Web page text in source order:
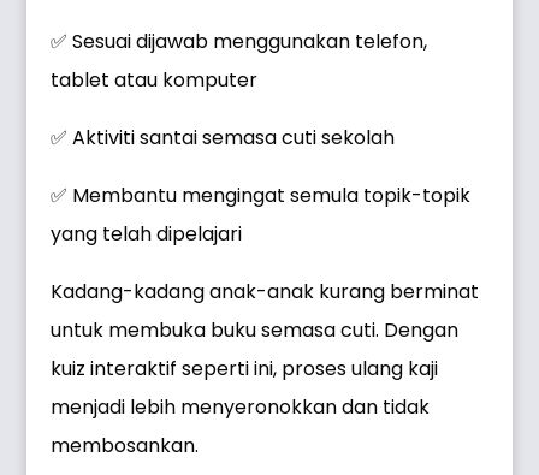
✅ Sesuai dijawab menggunakan telefon,
tablet atau komputer
✅ Aktiviti santai semasa cuti sekolah
✅ Membantu mengingat semula topik-topik
yang telah dipelajari
Kadang-kadang anak-anak kurang berminat
untuk membuka buku semasa cuti. Dengan
kuiz interaktif seperti ini, proses ulang kaji
menjadi lebih menyeronokkan dan tidak
membosankan.